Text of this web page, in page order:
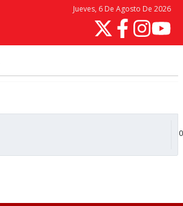
Jueves, 6 De Agosto De 2026